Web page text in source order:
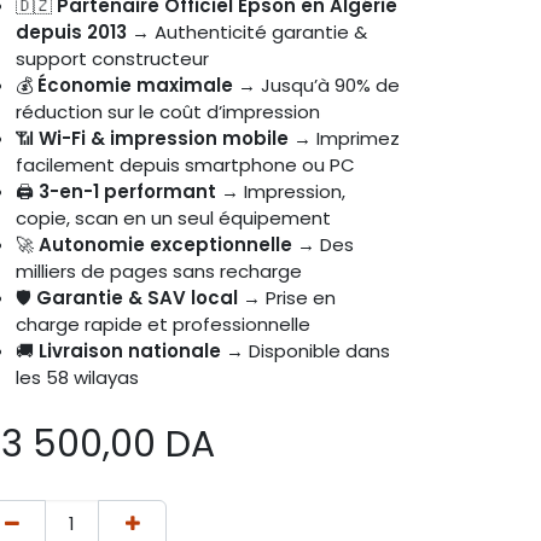
🇩🇿 Partenaire Officiel Epson en Algérie
depuis 2013 → Authenticité garantie &
support constructeur
💰 Économie maximale → Jusqu’à 90% de
réduction sur le coût d’impression
📶 Wi-Fi & impression mobile → Imprimez
facilement depuis smartphone ou PC
🖨️ 3-en-1 performant → Impression,
copie, scan en un seul équipement
🚀Autonomie exceptionnelle → Des
milliers de pages sans recharge
🛡️ Garantie & SAV local → Prise en
charge rapide et professionnelle
🚚 Livraison nationale → Disponible dans
les 58 wilayas
500,00 DA